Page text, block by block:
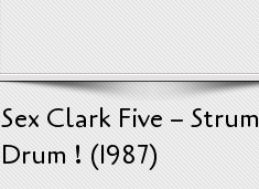
Sex Clark Five ‎–
Drum ! (1987)